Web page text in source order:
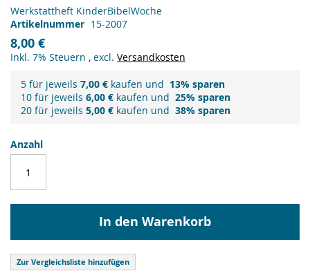
Werkstattheft KinderBibelWoche
Artikelnummer 15-2007
8,00 €
Inkl. 7% Steuern , excl. Versandkosten
5 für jeweils 7,00 € kaufen und 13% sparen
10 für jeweils 6,00 € kaufen und 25% sparen
20 für jeweils 5,00 € kaufen und 38% sparen
Anzahl
In den Warenkorb
Zur Vergleichsliste hinzufügen
der
Bildergalerie
springen